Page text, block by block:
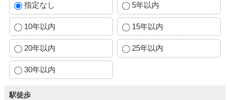
指定なし 5年以内
10年以内 15年以内
20年以内 25年以内
30年以内
駅徒歩